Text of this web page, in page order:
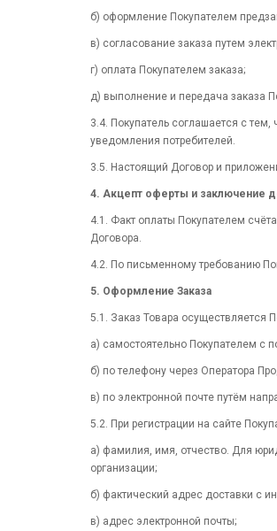
б) оформление Покупателем
в) согласование заказа путем
г) оплата Покупателем заказа;
д) выполнение и передача заказа
3.4. Покупатель соглашается с
уведомления потребителей.
3.5. Настоящий Договор и
4. Акцепт оферты и заключение
4.1. Факт оплаты Покупателем
Договора.
4.2. По письменному требованию
5. Оформление Заказа
5.1. Заказ Товара
а) самостоятельно Покупателем с
б) по телефону через Оператора
в) по электронной почте путём
5.2. При регистрации на сайте
а) фамилия, имя, отчество. Для
организации;
б) фактический адрес доставки с
в) адрес электронной почты;